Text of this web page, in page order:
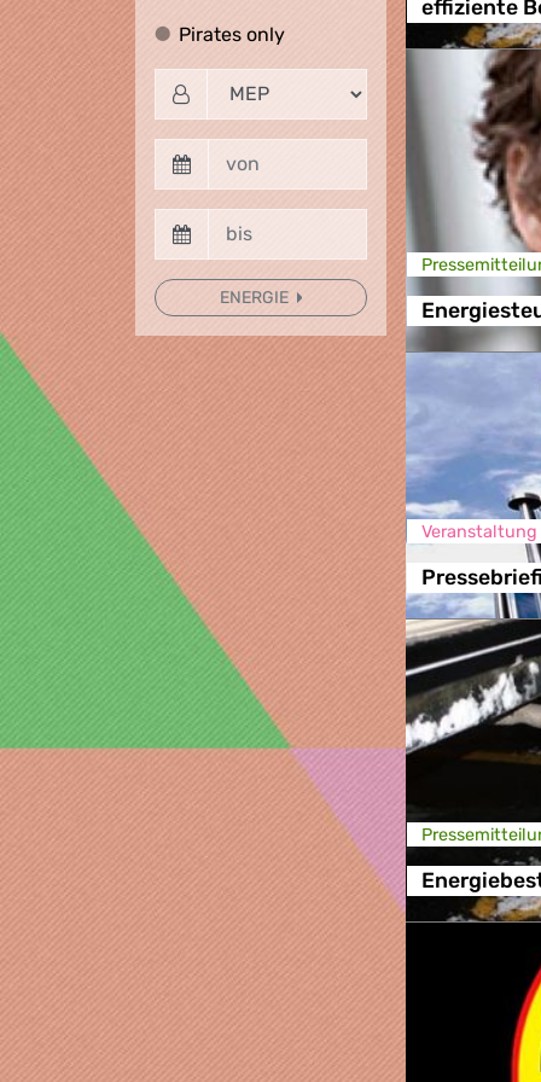
Pirates onlyPirates only
ENERGIE
effiziente
Veranstaltung |